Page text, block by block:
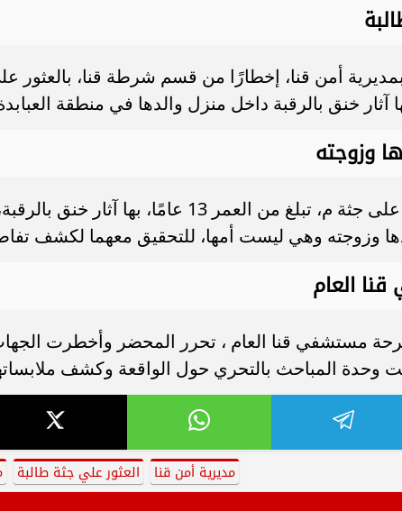
بمديرية أمن قنا، إخطارًا من قسم شرطة قنا، بالعثور
آثار خنق بالرقبة داخل منزل والدها في منطقة العبابدة
وزوجته
بالانتقال ، تبين العثور على جثة م، تبلغ من العمر 13
وزوجته وهي ليست أمها، للتحقيق معهما لكشف
العام
مستشفي قنا العام ، تحرر المحضر وأخطرت
وحدة المباحث بالتحري حول الواقعة وكشف
مديرية أمن قنا العثور علي جثة طالبة